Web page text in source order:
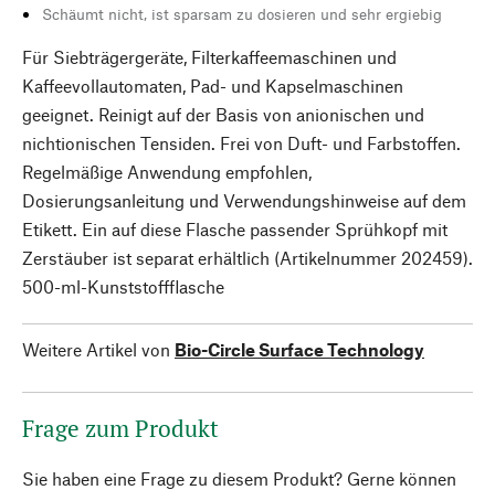
Schäumt nicht, ist sparsam zu dosieren und sehr ergiebig
Für Siebträgergeräte, Filterkaffeemaschinen und
Kaffeevollautomaten, Pad- und Kapselmaschinen
geeignet. Reinigt auf der Basis von anionischen und
nichtionischen Tensiden. Frei von Duft- und Farbstoffen.
Regelmäßige Anwendung empfohlen,
Dosierungsanleitung und Verwendungshinweise auf dem
Etikett. Ein auf diese Flasche passender Sprühkopf mit
Zerstäuber ist separat erhältlich (Artikelnummer 202459).
500-ml-Kunststoffflasche
Weitere Artikel von Bio-Circle Surface Technology
Frage zum Produkt
Sie haben eine Frage zu diesem Produkt? Gerne können